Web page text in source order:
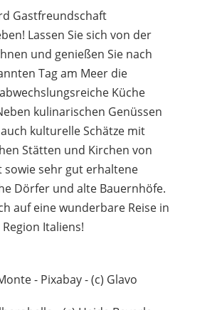
Gastfreundschaft
Lassen Sie sich von der
und genießen Sie nach
Tag am Meer die
Küche
kulinarischen Genüssen
kulturelle Schätze mit
Stätten und Kirchen von
sowie sehr gut erhaltene
Dörfer und alte Bauernhöfe.
auf eine wunderbare Reise in
Italiens!